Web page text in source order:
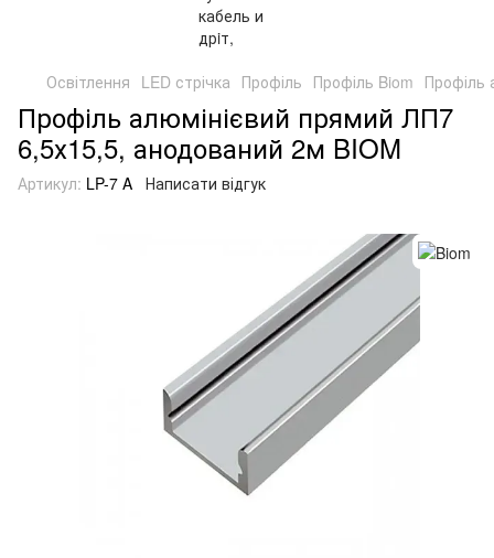
Освітлення LED стрічка Профіль Профіль Biom Профіль
Профіль алюмінієвий прямий ЛП7
6,5х15,5, анодований 2м BIOM
Артикул: LP-7 A Написати відгук